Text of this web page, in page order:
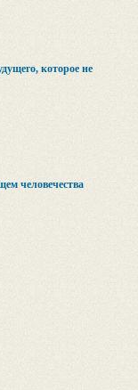
которое не
человечества